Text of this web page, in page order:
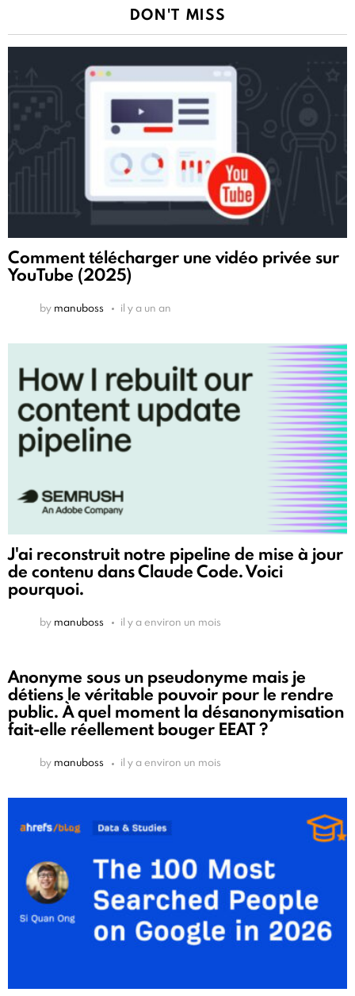
DON'T MISS
Comment télécharger une vidéo privée sur
YouTube (2025)
by manuboss il y a un an
J'ai reconstruit notre pipeline de mise à jour
de contenu dans Claude Code. Voici
pourquoi.
by manuboss il y a environ un mois
Anonyme sous un pseudonyme mais je
détiens le véritable pouvoir pour le rendre
public. À quel moment la désanonymisation
fait-elle réellement bouger EEAT ?
by manuboss il y a environ un mois